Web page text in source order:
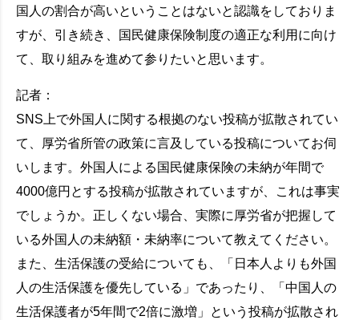
国人の割合が高いということはないと認識をしておりま
すが、引き続き、国民健康保険制度の適正な利用に向け
て、取り組みを進めて参りたいと思います。
記者：
SNS上で外国人に関する根拠のない投稿が拡散されてい
て、厚労省所管の政策に言及している投稿についてお伺
いします。外国人による国民健康保険の未納が年間で
4000億円とする投稿が拡散されていますが、これは事実
でしょうか。正しくない場合、実際に厚労省が把握して
いる外国人の未納額・未納率について教えてください。
また、生活保護の受給についても、「日本人よりも外国
人の生活保護を優先している」であったり、「中国人の
生活保護者が5年間で2倍に激増」という投稿が拡散され